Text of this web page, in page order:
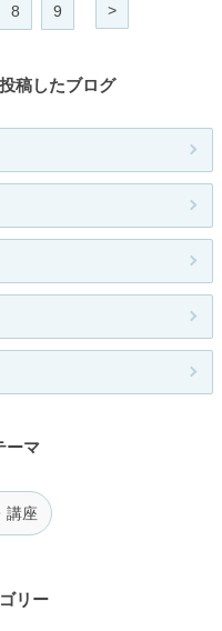
8 9 >
稿したブログ
ーマ
講座
リー